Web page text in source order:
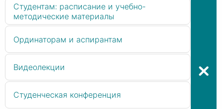
Студентам: расписание и учебно-
методические материалы
Ординаторам и аспирантам
Видеолекции
Студенческая конференция